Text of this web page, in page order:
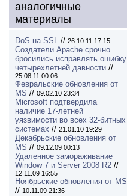
аналогичные
материалы
DoS на SSL // 26.10.11 17:15
Создатели Apache срочно
бросились исправлять ошибку
четырехлетней давности //
25.08.11 00:06
Февральские обновления от
MS // 09.02.10 23:34
Microsoft подтвердила
наличие 17-летней
уязвимости во всех 32-битных
системах // 21.01.10 19:29
Декабрьские обновления от
MS // 09.12.09 00:13
Удаленное замораживание
Window 7 и Server 2008 R2 //
12.11.09 16:55
Ноябрьские обновления от MS
// 10.11.09 21:36